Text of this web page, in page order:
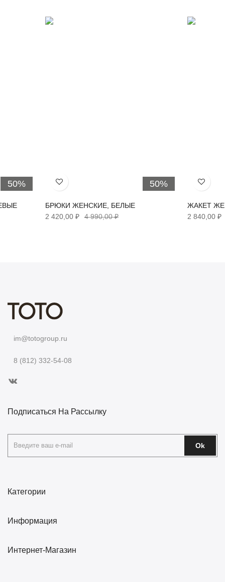
50% 50%
Хочу!
БРЮКИ ЖЕНСКИЕ, БЕЛЫЕ
2 420,00 ₽
4 990,00 ₽
Хочу!
ЖАКЕТ
2 840,00 ₽
im@totogroup.ru
8 (812) 332-54-08
Категории
Информация
Интернет-Магазин
Подписаться На Рассылку
Ok